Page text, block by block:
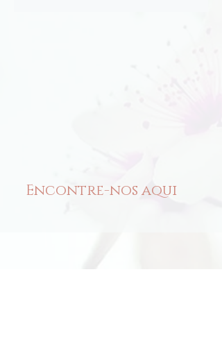
Encontre-nos aqui